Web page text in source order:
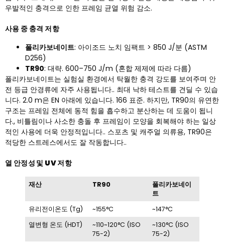
우발적인 충격으로 인한 프레임 균열 위험 감소.
사용 중 충격 저항
폴리카보네이트: 아이조드 노치 임팩트 > 850 J/분 (ASTM
D256)
TR90: 대략. 600–750 J/m (혼합 제제에 따라 다름)
폴리카보네이트는 실험실 환경에서 탁월한 충격 강도를 보여주며 안
전 등급 안경류에 자주 사용됩니다.. 최대 낙하 테스트를 견딜 수 있습
니다. 2.0 m은 EN 아래에 있습니다. 166 표준. 하지만, TR90의 유연한
구조는 프레임 전체에 동적 힘을 흡수하고 분산하는 데 도움이 됩니
다., 비틀림이나 사소한 충돌 후 프레임이 모양을 회복해야 하는 일상
적인 사용에 더욱 안정적입니다.. 스포츠 및 캐주얼 의류용, TR90은
적당한 스트레스에서도 잘 작동합니다..
열 안정성 및 UV 저항
재산 TR90
폴리카보네이
트
유리전이온도 (Tg)
~155°C
~147°C
열변형 온도 (HDT)
~110~120°C (ISO
75-2)
~130°C (ISO
75-2)